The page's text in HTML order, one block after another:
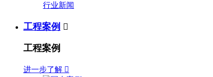
行业新闻
工程案例 
工程案例
进一步了解 